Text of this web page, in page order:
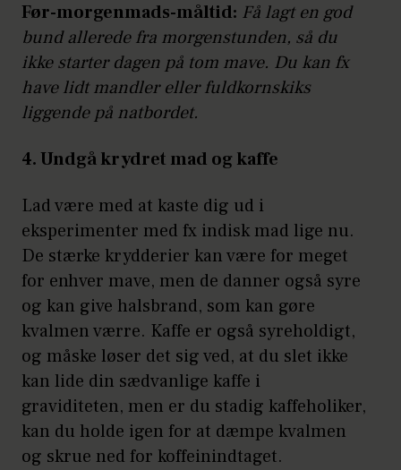
Før-morgenmads-måltid: Få lagt en god
bund allerede fra morgenstunden, så du
ikke starter dagen på tom mave. Du kan fx
have lidt mandler eller fuldkornskiks
liggende på natbordet.
4. Undgå krydret mad og kaffe
Lad være med at kaste dig ud i
eksperimenter med fx indisk mad lige nu.
De stærke krydderier kan være for meget
for enhver mave, men de danner også syre
og kan give halsbrand, som kan gøre
kvalmen værre. Kaffe er også syreholdigt,
og måske løser det sig ved, at du slet ikke
kan lide din sædvanlige kaffe i
graviditeten, men er du stadig kaffeholiker,
kan du holde igen for at dæmpe kvalmen
og skrue ned for koffeinindtaget.